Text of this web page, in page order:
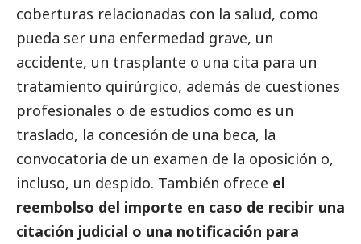
coberturas relacionadas con la salud, como
pueda ser una enfermedad grave, un
accidente, un trasplante o una cita para un
tratamiento quirúrgico, además de cuestiones
profesionales o de estudios como es un
traslado, la concesión de una beca, la
convocatoria de un examen de la oposición o,
incluso, un despido. También ofrece el
reembolso del importe en caso de recibir una
citación judicial o una notificación para